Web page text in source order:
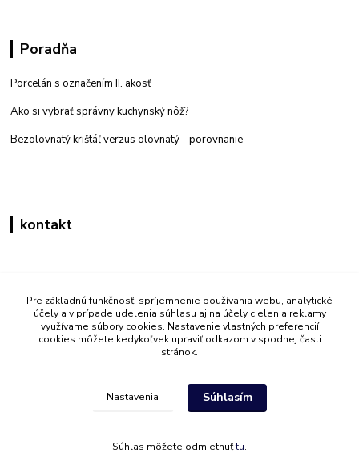
Poradňa
Porcelán s označením II. akosť
Ako si vybrať správny kuchynský nôž?
Bezolovnatý krištáľ verzus olovnatý - porovnanie
kontakt
+421 908 861 051
(Po - Pia 7:30-15:30)
info@mati.sk
Pre základnú funkčnosť, spríjemnenie používania webu, analytické
účely a v prípade udelenia súhlasu aj na účely cielenia reklamy
využívame súbory cookies. Nastavenie vlastných preferencií
cookies môžete kedykoľvek upraviť odkazom v spodnej časti
stránok.
Nastavenia Súhlasím
Súhlas môžete odmietnuťtu.